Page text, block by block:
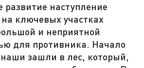
развитие наступление
ключевых участках
и неприятной
для противника. Начало
зашли в лес, который,